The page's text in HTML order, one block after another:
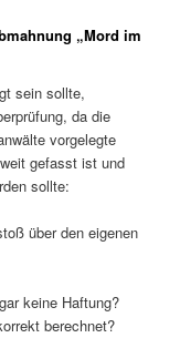
„Mord im
sein sollte,
da die
vorgelegte
gefasst ist und
sollte:
über den eigenen
keine Haftung?
berechnet?